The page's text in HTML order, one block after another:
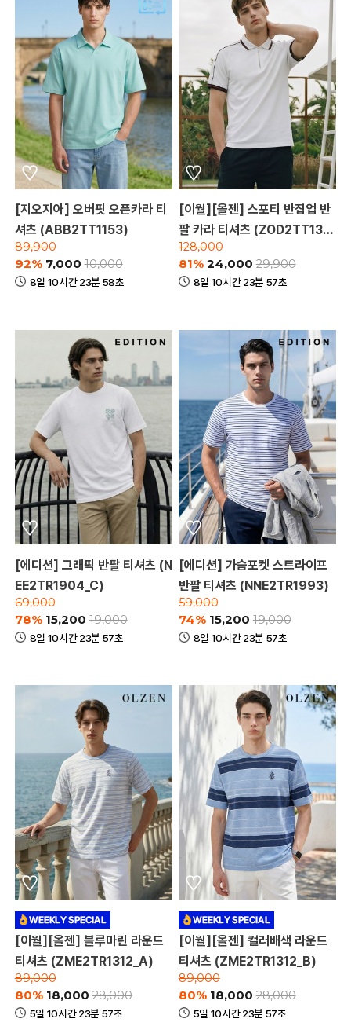
[지오지아] 오버핏 오픈카라 티
셔츠 (ABB2TT1153)
89,900
92% 7,000 10,000
8일 10시간 23분 58초
[이월][올젠] 스포티 반집업 반
팔 카라 티셔츠 (ZOD2TT131
0)
128,000
81% 24,000 29,900
8일 10시간 23분 57초
[에디션] 그래픽 반팔 티셔츠 (N
EE2TR1904_C)
69,000
78% 15,200 19,000
8일 10시간 23분 57초
[에디션] 가슴포켓 스트라이프
반팔 티셔츠 (NNE2TR1993)
59,000
74% 15,200 19,000
8일 10시간 23분 57초
[이월][올젠] 블루마린 라운드
티셔츠 (ZME2TR1312_A)
89,000
80% 18,000 28,000
5일 10시간 23분 57초
[이월][올젠] 컬러배색 라운드
티셔츠 (ZME2TR1312_B)
89,000
80% 18,000 28,000
5일 10시간 23분 57초